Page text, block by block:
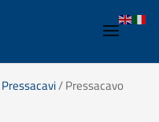
Pressacavi/ Pressacavo